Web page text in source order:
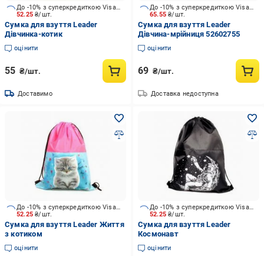
52.25₴/шт.
До -10% з суперкредиткою Visa Вигода
Сумка для взуття Leader
Дівчинка-котик
оцінити
55 ₴/шт.
Доставимо
65.55₴/шт.
До -10% з суперкредиткою Visa Вигода
Сумка для взуття Leader
Дівчина-мрійниця 52602755
оцінити
69 ₴/шт.
Доставка недоступна
52.25₴/шт.
До -10% з суперкредиткою Visa Вигода
Сумка для взуття Leader Життя
з котиком
оцінити
52.25₴/шт.
До -10% з суперкредиткою Visa Вигода
Сумка для взуття Leader
Космонавт
оцінити